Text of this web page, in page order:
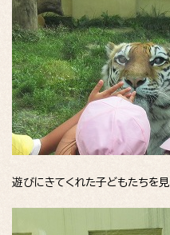
遊びにきてくれた子どもたちを